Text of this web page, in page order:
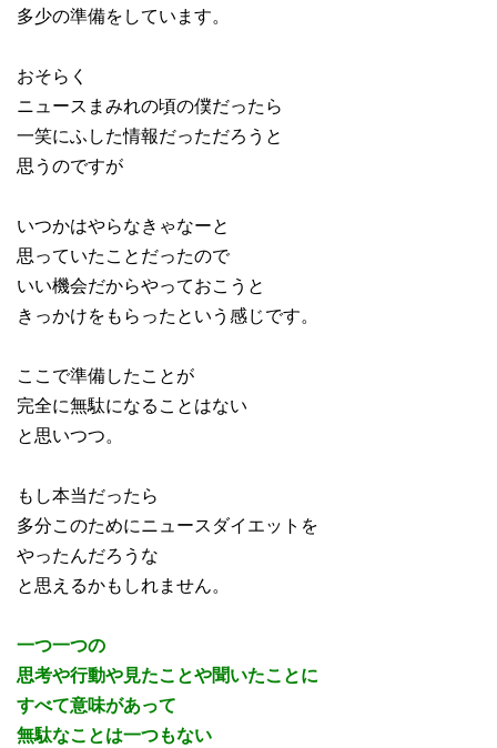
多少の準備をしています。
おそらく
ニュースまみれの頃の僕だったら
一笑にふした情報だっただろうと
思うのですが
いつかはやらなきゃなーと
思っていたことだったので
いい機会だからやっておこうと
きっかけをもらったという感じです。
ここで準備したことが
完全に無駄になることはない
と思いつつ。
もし本当だったら
多分このためにニュースダイエットを
やったんだろうな
と思えるかもしれません。
一つ一つの
思考や行動や見たことや聞いたことに
すべて意味があって
無駄なことは一つもない